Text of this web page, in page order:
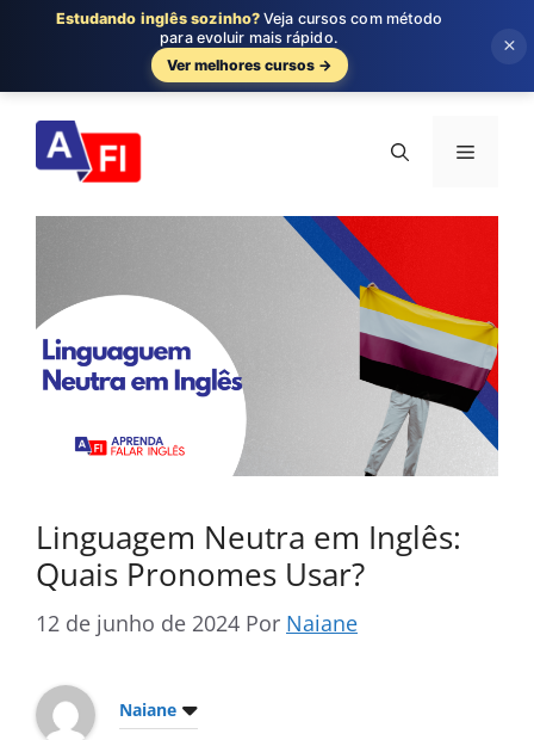
para
conteúdo
Menu
Linguagem Neutra em Inglês:
Quais Pronomes Usar?
12 de junho de 2024 Por Naiane
Naiane
Estudando inglês sozinho? Veja cursos com método
para evoluir mais rápido.
Ver melhores cursos →
×